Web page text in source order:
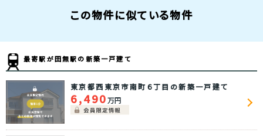
この物件に似ている物件
最寄駅が田無駅の新築一戸建て
東京都西東京市南町６丁目の新築一戸建て
6,490万円